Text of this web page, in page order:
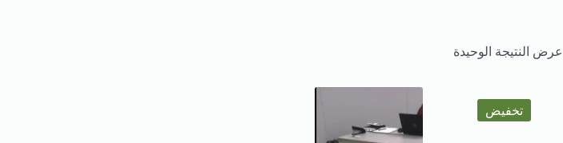
عرض النتيجة الوحيدة
تخفيض